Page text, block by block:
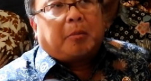
Aplikasi
Teknologi
Digital